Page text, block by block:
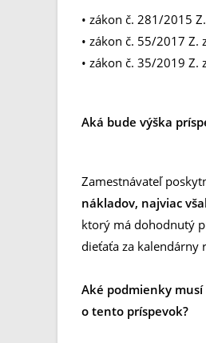
• zákon č. 281/2015
• zákon č. 55/2017 Z.
• zákon č. 35/2019 Z.
Aká bude výška
Zamestnávateľ
nákladov, najviac
ktorý má dohodnutý
dieťaťa za kalendárny
Aké podmienky
o tento príspevok?